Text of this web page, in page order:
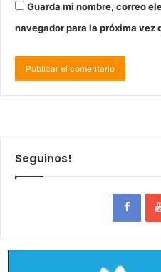
Guarda mi nombre, correo
navegador para la próxima vez
Seguinos!